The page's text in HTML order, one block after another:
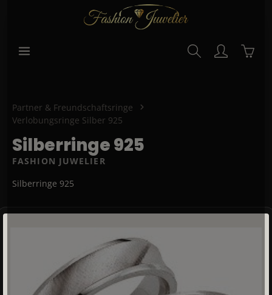
Partner & Freundschaftsringe
Verlobungsringe Silber 925
Silberringe 925
FASHION JUWELIER
Silberringe 925
Bildergalerie überspringen